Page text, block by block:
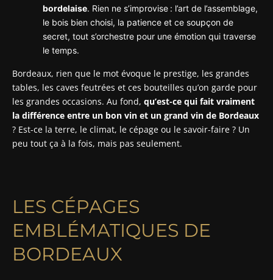
bordelaise. Rien ne s’improvise : l’art de l’assemblage,
le bois bien choisi, la patience et ce soupçon de
secret, tout s’orchestre pour une émotion qui traverse
le temps.
Bordeaux, rien que le mot évoque le prestige, les grandes
tables, les caves feutrées et ces bouteilles qu’on garde pour
les grandes occasions. Au fond, qu’est-ce qui fait vraiment
la différence entre un bon vin et un grand vin de Bordeaux
? Est-ce la terre, le climat, le cépage ou le savoir-faire ? Un
peu tout ça à la fois, mais pas seulement.
LES CÉPAGES
EMBLÉMATIQUES DE
BORDEAUX